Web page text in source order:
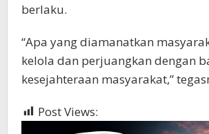
berlaku.
“Apa yang diamanatkan
kelola dan perjuangkan dengan
kesejahteraan masyarakat,”
Post Views: